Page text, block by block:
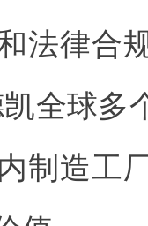
法律合
全球多
制造工